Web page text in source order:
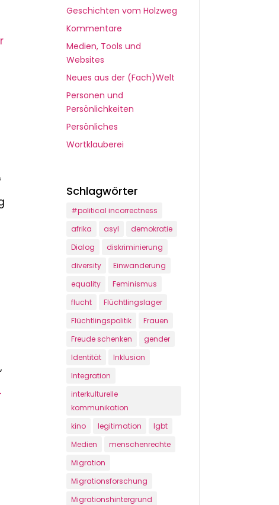
Geschichten vom Holzweg
Kommentare
Medien, Tools und
Websites
Neues aus der (Fach)Welt
Personen und
Persönlichkeiten
Persönliches
Wortklauberei
Schlagwörter
#political incorrectness
afrika
asyl
demokratie
Dialog
diskriminierung
diversity
Einwanderung
equality
Feminismus
flucht
Flüchtlingslager
Flüchtlingspolitik
Frauen
Freude schenken
gender
Identität
Inklusion
Integration
interkulturelle
kommunikation
kino
legitimation
lgbt
Medien
menschenrechte
Migration
Migrationsforschung
Migrationshintergrund